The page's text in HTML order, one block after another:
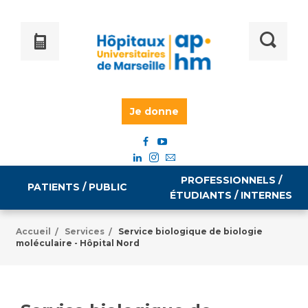
Je donne
PATIENTS / PUBLIC
Informations pratiques
PROFESSIONNELS /
ÉTUDIANTS / INTERNES
Égalité professionnelle
Emploi / formation
Accueil / Services /
Service biologique de biologie
moléculaire - Hôpital Nord